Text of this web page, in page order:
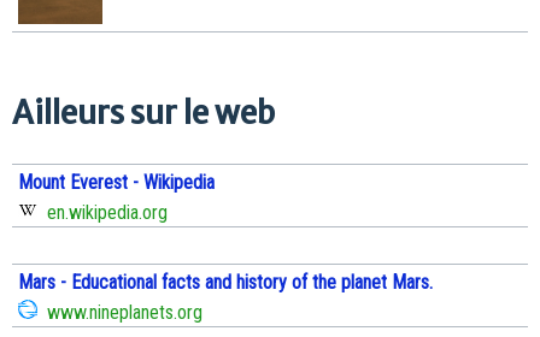
Ailleurs sur le web
Mount Everest - Wikipedia
en.wikipedia.org
Mars - Educational facts and history of the planet Mars.
www.nineplanets.org